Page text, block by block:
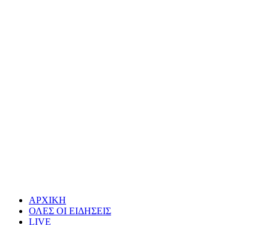
ΑΡΧΙΚΗ
ΟΛΕΣ ΟΙ ΕΙΔΗΣΕΙΣ
LIVE